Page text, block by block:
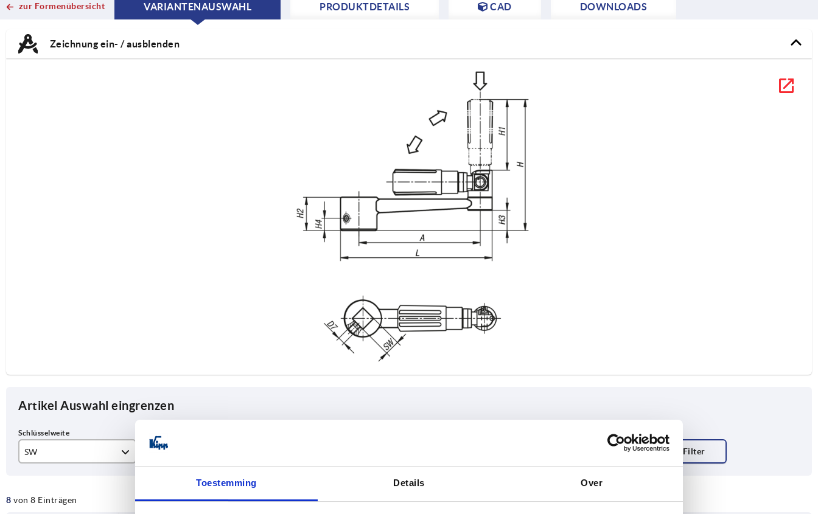
Toestemming Details Over
zur Formenübersicht
VARIANTENAUSWAHL
CURRENT
CURRENT
PRODUKTDETAILS CAD DOWNLOADS
Zeichnung ein- / ausblenden
Artikel Auswahl eingrenzen
SW
12 124 106,9 100
8 von 8 Einträgen TABELLE VERGRÖSSERN